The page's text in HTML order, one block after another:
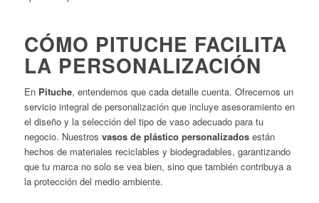
CÓMO PITUCHE FACILITA
LA PERSONALIZACIÓN
En Pituche, entendemos que cada detalle cuenta. Ofrecemos un
servicio integral de personalización que incluye asesoramiento en
el diseño y la selección del tipo de vaso adecuado para tu
negocio. Nuestros vasos de plástico personalizadosestán
hechos de materiales reciclables y biodegradables, garantizando
que tu marca no solo se vea bien, sino que también contribuya a
la protección del medio ambiente.